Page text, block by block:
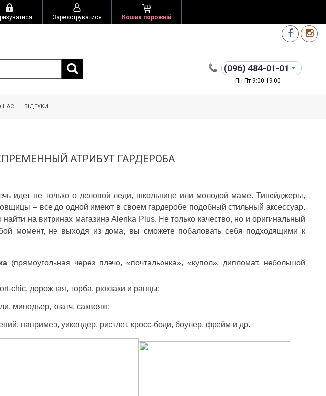
Зареєструватися Кошик порожній
(096) 484-01-01
Пн-Пт 9:00-19:00
НАС ВІДГУКИ
АТРИБУТ ГАРДЕРОБА
идет не только о деловой леди, школьнице или молодой маме. Тинейджеры,
– все до одной имеют в своем гардеробе подобный стильный аксессуар.
найти на витринах магазина Alenka Plus. Не только качество, но и оригинальный
момент, не выходя из дома, вы сможете побаловать себя подходящими к
(прямоугольная через плечо, «почтальонка», «купол», дипломат, небольшой
chic, дорожная, торба, рюкзаки и ранцы;
минодьер, клатч, саквояж;
например, уикендер, ристлет, кросс-боди, боулер, фрейм и др.